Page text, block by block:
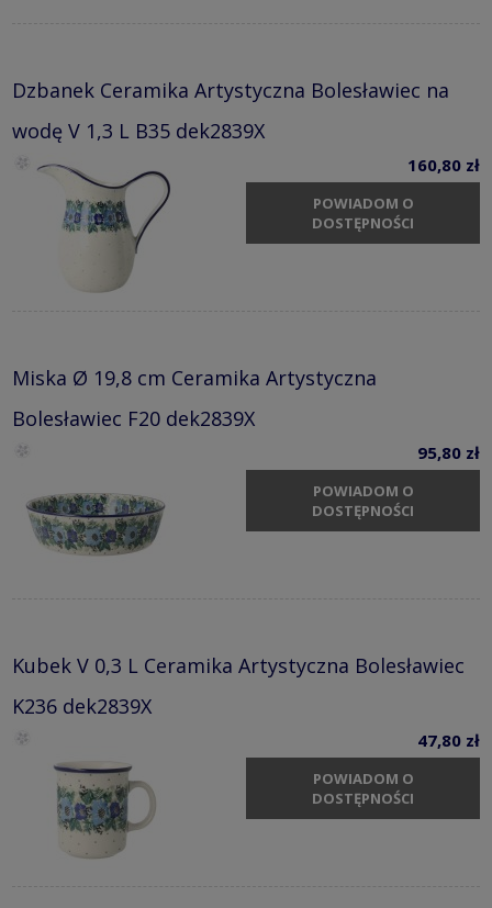
Dzbanek Ceramika Artystyczna Bolesławiec na
wodę V 1,3 L B35 dek2839X
160,80 zł
POWIADOM O
DOSTĘPNOŚCI
Miska Ø 19,8 cm Ceramika Artystyczna
Bolesławiec F20 dek2839X
95,80 zł
POWIADOM O
DOSTĘPNOŚCI
Kubek V 0,3 L Ceramika Artystyczna Bolesławiec
K236 dek2839X
47,80 zł
POWIADOM O
DOSTĘPNOŚCI